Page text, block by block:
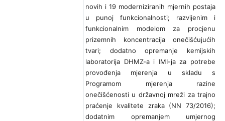
novih i 19 moderniziranih mjernih postaja
u punoj funkcionalnosti; razvijenim i
funkcionalnim modelom za procjenu
prizemnih koncentracija onečišćujućih
tvari; dodatno opremanje kemijskih
laboratorija DHMZ-a i IMI-ja za potrebe
provođenja mjerenja u skladu s
Programom mjerenja razine
onečišćenosti u državnoj mreži za trajno
praćenje kvalitete zraka (NN 73/2016);
dodatnim opremanjem umjernog